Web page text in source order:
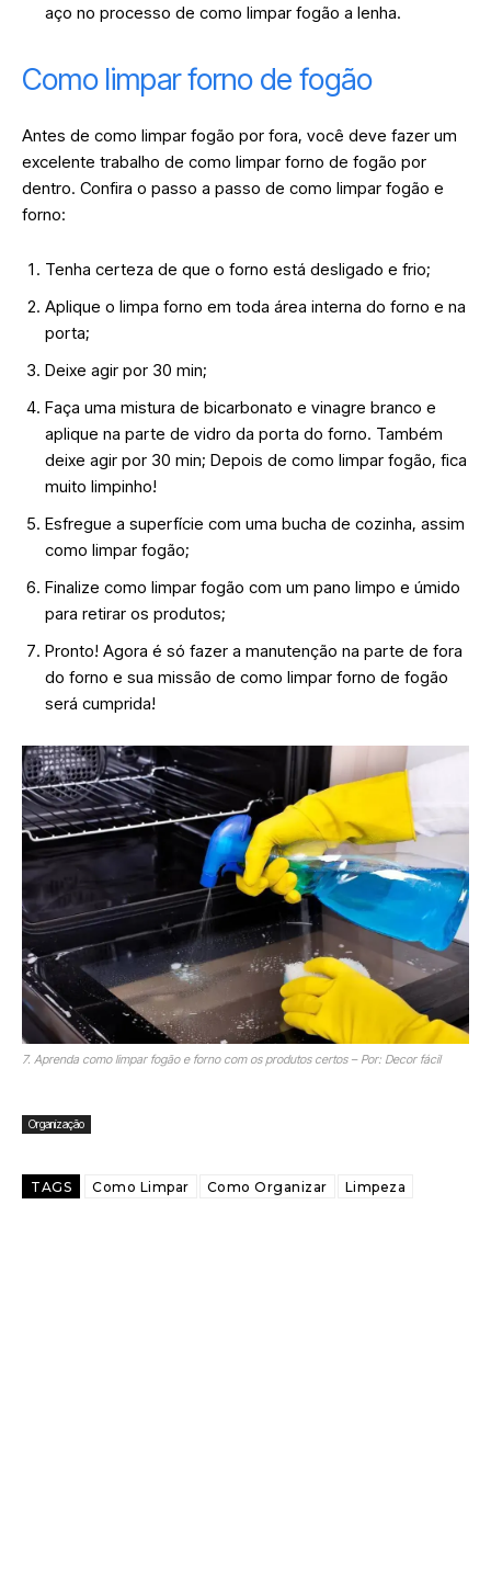
aço no processo de como limpar fogão a lenha.
Como limpar forno de fogão
Antes de como limpar fogão por fora, você deve fazer um
excelente trabalho de como limpar forno de fogão por
dentro. Confira o passo a passo de como limpar fogão e
forno:
Tenha certeza de que o forno está desligado e frio;
Aplique o limpa forno em toda área interna do forno e na
porta;
Deixe agir por 30 min;
Faça uma mistura de bicarbonato e vinagre branco e
aplique na parte de vidro da porta do forno. Também
deixe agir por 30 min; Depois de como limpar fogão, fica
muito limpinho!
Esfregue a superfície com uma bucha de cozinha, assim
como limpar fogão;
Finalize como limpar fogão com um pano limpo e úmido
para retirar os produtos;
Pronto! Agora é só fazer a manutenção na parte de fora
do forno e sua missão de como limpar forno de fogão
será cumprida!
7. Aprenda como limpar fogão e forno com os produtos certos – Por: Decor fácil
Organização
TAGS Como Limpar Como Organizar Limpeza